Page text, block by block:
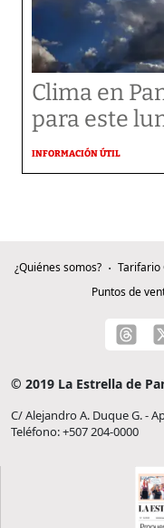
Clima en
para este
INFORMACIÓN ÚTIL
¿Quiénes somos? Tarifario
Puntos de
© 2019 La Estrella de
C/ Alejandro A. Duque G. -
Teléfono: +507 204-0000